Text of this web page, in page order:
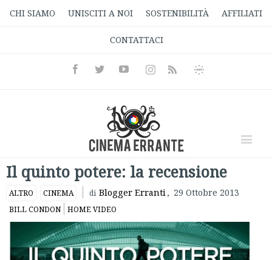
CHI SIAMO UNISCITI A NOI SOSTENIBILITÀ AFFILIATI
CONTATTACI
FacebookTwitterYoutubeInstagramRss
Informativa
Il quinto potere: la recensione
ALTRO CINEMA di Blogger Erranti, 29 Ottobre 2013
BILL CONDON HOME VIDEO